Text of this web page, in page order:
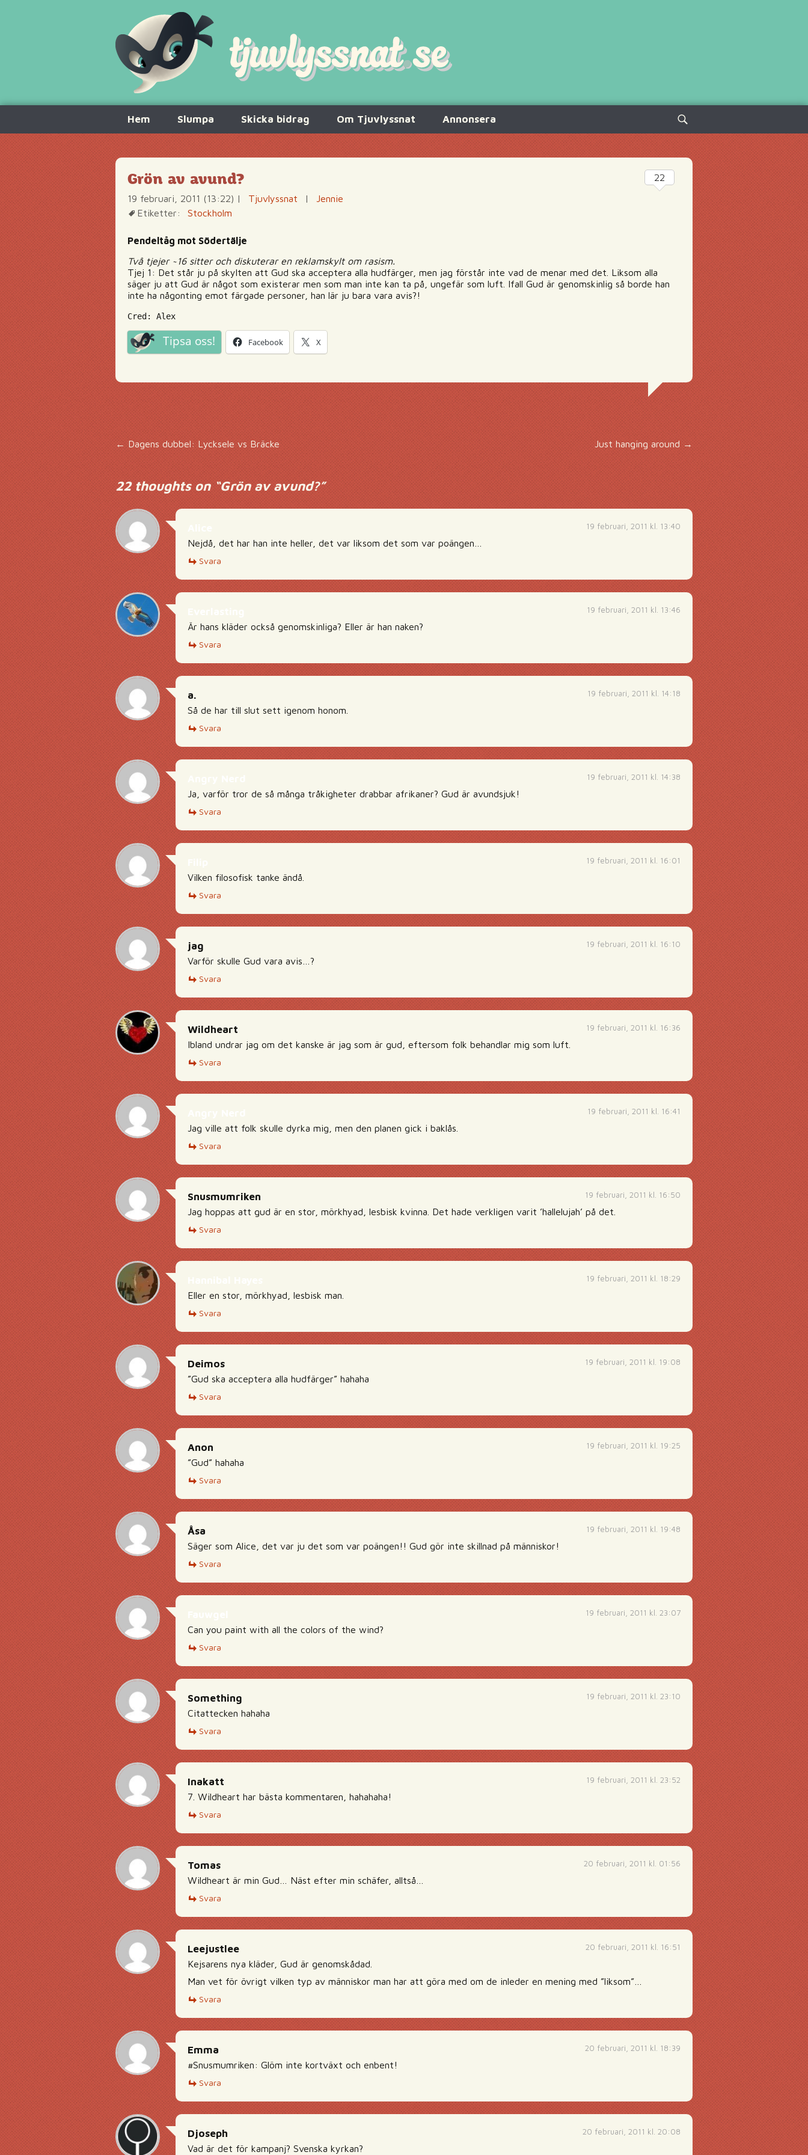
innehåll
Hem Slumpa Skicka bidrag Om Tjuvlyssnat Annonsera
Sök
efter:
Grön av avund?
19 februari, 2011 (13:22) | Tjuvlyssnat |
Jennie
Etiketter:
Stockholm
Pendeltåg mot Södertälje
Två tjejer ~16 sitter och diskuterar en reklamskylt om rasism.
Tjej 1: Det står ju på skylten att Gud ska acceptera alla hudfärger, men jag förstår inte vad de menar med det. Liksom alla
säger ju att Gud är något som existerar men som man inte kan ta på, ungefär som luft. Ifall Gud är genomskinlig så borde han
inte ha någonting emot färgade personer, han lär ju bara vara avis?!
Cred: Alex
Tipsa oss! Facebook X
22
Inläggsnavigering
← Dagens dubbel: Lycksele vs Bräcke Just hanging around →
22 thoughts on “Grön av avund?”
19 februari, 2011 kl. 13:40
Nejdå, det har han inte heller, det var liksom det som var poängen…
Svara
19 februari, 2011 kl. 13:46
Är hans kläder också genomskinliga? Eller är han naken?
Svara
19 februari, 2011 kl. 14:18
a.
Så de har till slut sett igenom honom.
Svara
19 februari, 2011 kl. 14:38
Ja, varför tror de så många tråkigheter drabbar afrikaner? Gud är avundsjuk!
Svara
19 februari, 2011 kl. 16:01
Vilken filosofisk tanke ändå.
Svara
19 februari, 2011 kl. 16:10
jag
Varför skulle Gud vara avis…?
Svara
19 februari, 2011 kl. 16:36
Wildheart
Ibland undrar jag om det kanske är jag som är gud, eftersom folk behandlar mig som luft.
Svara
19 februari, 2011 kl. 16:41
Jag ville att folk skulle dyrka mig, men den planen gick i baklås.
Svara
19 februari, 2011 kl. 16:50
Snusmumriken
Jag hoppas att gud är en stor, mörkhyad, lesbisk kvinna. Det hade verkligen varit ’hallelujah’ på det.
Svara
19 februari, 2011 kl. 18:29
Eller en stor, mörkhyad, lesbisk man.
Svara
19 februari, 2011 kl. 19:08
Deimos
”Gud ska acceptera alla hudfärger” hahaha
Svara
19 februari, 2011 kl. 19:25
Anon
”Gud” hahaha
Svara
19 februari, 2011 kl. 19:48
Åsa
Säger som Alice, det var ju det som var poängen!! Gud gör inte skillnad på människor!
Svara
19 februari, 2011 kl. 23:07
Can you paint with all the colors of the wind?
Svara
19 februari, 2011 kl. 23:10
Something
Citattecken hahaha
Svara
19 februari, 2011 kl. 23:52
Inakatt
7. Wildheart har bästa kommentaren, hahahaha!
Svara
20 februari, 2011 kl. 01:56
Tomas
Wildheart är min Gud… Näst efter min schäfer, alltså…
Svara
20 februari, 2011 kl. 16:51
Leejustlee
Kejsarens nya kläder, Gud är genomskådad.
Man vet för övrigt vilken typ av människor man har att göra med om de inleder en mening med ”liksom”…
Svara
20 februari, 2011 kl. 18:39
Emma
#Snusmumriken: Glöm inte kortväxt och enbent!
Svara
20 februari, 2011 kl. 20:08
Djoseph
Vad är det för kampanj? Svenska kyrkan?